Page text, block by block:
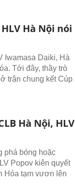
Hà Nội nói
Iwamasa Daiki, Hà
Tới đây, thầy trò
trận chung kết Cúp
Hà Nội, HLV
phá bóng hoặc
Popov kiên quyết
Hóa tạm vươn lên